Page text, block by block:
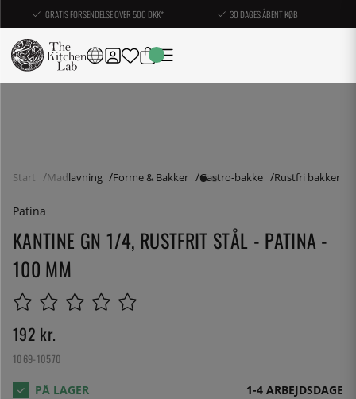
GRATIS FORSENDELSE OVER 500 DKK* 30 DAGES ÅBENT KØB
Start Madlavning Forme & Bakker Gastro-bakke Rustfri bakker
Patina
KANTINE GN 1/4, RUSTFRIT STÅL - PATINA -
100 MM
192 kr.
1069-10570
1-4 ARBEJDSDAGE